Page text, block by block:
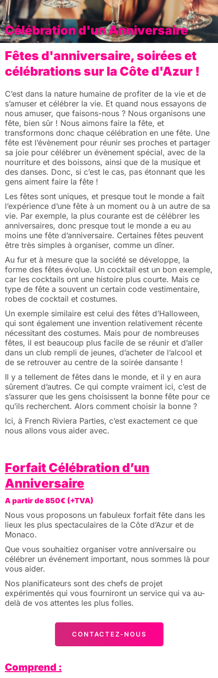
Célébration d'un Anniversaire
Fêtes d'anniversaire, soirées et
célébrations sur la Côte d'Azur !
C’est dans la nature humaine de profiter de la vie et de
s’amuser et célébrer la vie. Et quand nous essayons de
nous amuser, que faisons-nous ? Nous organisons une
fête, bien sûr ! Nous aimons faire la fête, et
transformons donc chaque célébration en une fête. Une
fête est l’évènement pour réunir ses proches et partager
sa joie pour célébrer un évènement spécial, avec de la
nourriture et des boissons, ainsi que de la musique et
des danses. Donc, si c’est le cas, pas étonnant que les
gens aiment faire la fête !
Les fêtes sont uniques, et presque tout le monde a fait
l’expérience d’une fête à un moment ou à un autre de sa
vie. Par exemple, la plus courante est de célébrer les
anniversaires, donc presque tout le monde a eu au
moins une fête d’anniversaire. Certaines fêtes peuvent
être très simples à organiser, comme un dîner.
Au fur et à mesure que la société se développe, la
forme des fêtes évolue. Un cocktail est un bon exemple,
car les cocktails ont une histoire plus courte. Mais ce
type de fête a souvent un certain code vestimentaire,
robes de cocktail et costumes.
Un exemple similaire est celui des fêtes d’Halloween,
qui sont également une invention relativement récente
nécessitant des costumes. Mais pour de nombreuses
fêtes, il est beaucoup plus facile de se réunir et d’aller
dans un club rempli de jeunes, d’acheter de l’alcool et
de se retrouver au centre de la soirée dansante !
Il y a tellement de fêtes dans le monde, et il y en aura
sûrement d’autres. Ce qui compte vraiment ici, c’est de
s’assurer que les gens choisissent la bonne fête pour ce
qu’ils recherchent. Alors comment choisir la bonne ?
Ici, à French Riviera Parties, c’est exactement ce que
nous allons vous aider avec.
Forfait Célébration d’un
Anniversaire
A partir de 850€ (+TVA)
Nous vous proposons un fabuleux forfait fête dans les
lieux les plus spectaculaires de la Côte d’Azur et de
Monaco.
Que vous souhaitiez organiser votre anniversaire ou
célébrer un événement important, nous sommes là pour
vous aider.
Nos planificateurs sont des chefs de projet
expérimentés qui vous fourniront un service qui va au-
delà de vos attentes les plus folles.
CONTACTEZ-NOUS
Comprend :